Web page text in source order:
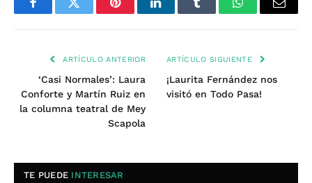
FacebookTwitter PinterestLinkedInTumblr WhatsAppEmail
ARTÍCULO ANTERIOR
‘Casi Normales’: Laura
Conforte y Martín Ruiz en
la columna teatral de Mey
Scapola
ARTÍCULO SIGUIENTE
¡Laurita Fernández nos
visitó en Todo Pasa!
TE PUEDE INTERESAR